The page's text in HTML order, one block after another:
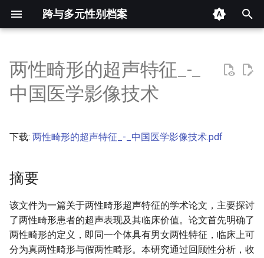
跨与多元性别档案
入
以摘要
两性畸形的超声特征_-_
中国医学影像技术
下载: 两性畸形的超声特征_-_中国医学影像技术.pdf
摘要
该文件为一篇关于两性畸形超声特征的学术论文，主要探讨
了两性畸形患者的超声表现及其临床价值。论文首先明确了
两性畸形的定义，即同一个体具有男女两性特征，临床上可
分为真两性畸形与假两性畸形。本研究通过回顾性分析，收